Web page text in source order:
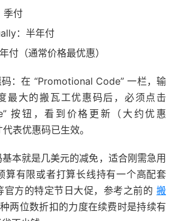
季付
：半年付
付（通常价格最优惠）
：在 “Promotional Code” 一栏，输
最大的搬瓦工优惠码后，必须点击
按钮，看到价格更新（大约优惠
表优惠码已生效。
本就是几美元的减免，适合刚需急用
算有限或者打算长线持有一个高配套
官方的特定节日大促，参考之前的 搬
两位数折扣的力度在续费时是持续有